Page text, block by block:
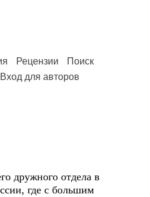
Рецензии
Поиск
Вход для авторов
дружного отдела в
где с большим